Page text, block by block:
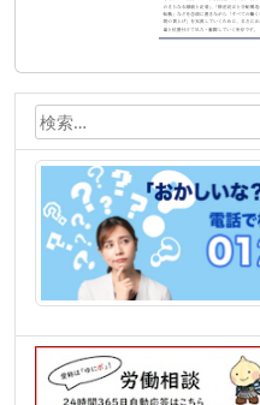
検
索: